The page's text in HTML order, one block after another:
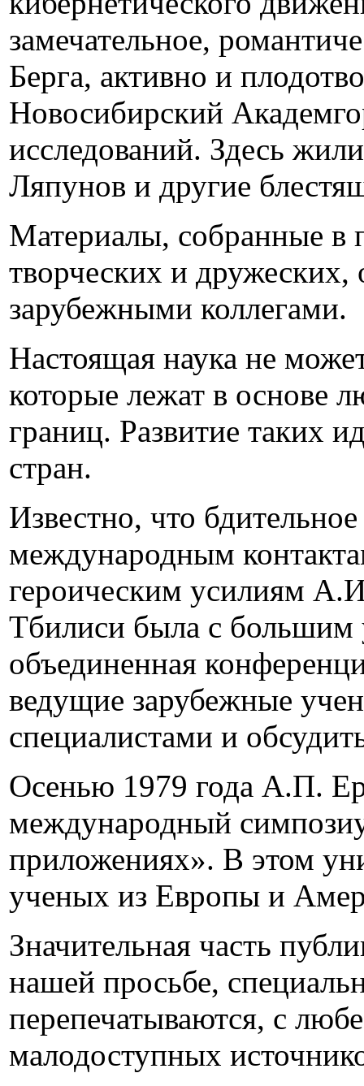
замечательное,
Берга, активно и
Новосибирский
исследований. Здесь
Ляпунов и другие
Материалы, собранные в
творческих и дружеских,
зарубежными коллегами.
Настоящая наука не
которые лежат в основе
границ. Развитие таких
стран.
Известно, что
международным
героическим усилиям
Тбилиси была с большим
объединенная
ведущие зарубежные
специалистами и
Осенью 1979 года А.П.
международный
приложениях». В этом
ученых из Европы и
Значительная часть
нашей просьбе,
перепечатываются, с
малодоступных